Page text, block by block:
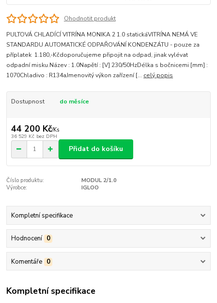
Ohodnotit produkt
PULTOVÁ CHLADÍCÍ VITRÍNA MONIKA 2 1.0 statickáVITRÍNA NEMÁ VE
STANDARDU AUTOMATICKÉ ODPAŘOVÁNÍ KONDENZÁTU - pouze za
příplatek 1.180,-Kčdoporučujeme připojit na odpad, jinak vylévat
odpadní misku.Název : 1.0Napětí : [V] 230/50HzDélka s bočnicemi [mm] :
1070Chladivo : R134aJmenovitý výkon zařízení [... celý popis
Dostupnost do měsíce
44 200 Kč/Ks
36 529 Kč bez DPH
Přidat do košíku
Číslo produktu:
MODUL 2/1.0
Výrobce:
IGLOO
Kompletní specifikace
Hodnocení 0
Komentáře 0
Kompletní specifikace